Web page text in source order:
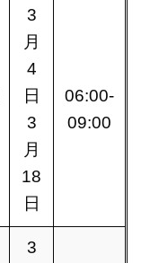
3
月
4
日
3
月
18
日
06:00-
09:00
3